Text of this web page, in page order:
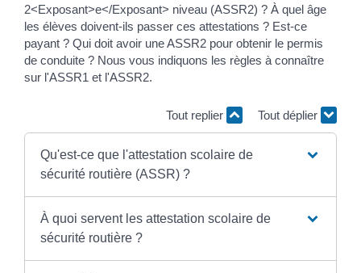
2<Exposant>e</Exposant> niveau (ASSR2) ? À quel âge
les élèves doivent-ils passer ces attestations ? Est-ce
payant ? Qui doit avoir une ASSR2 pour obtenir le permis
de conduite ? Nous vous indiquons les règles à connaître
sur l'ASSR1 et l'ASSR2.
Tout replier Tout déplier
Qu'est-ce que l'attestation scolaire de
sécurité routière (ASSR) ?
À quoi servent les attestation scolaire de
sécurité routière ?